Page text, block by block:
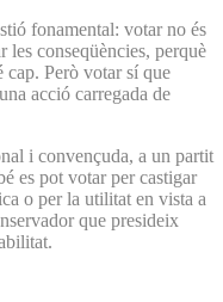
fonamental: votar no és
les conseqüències, perquè
cap. Però votar sí que
acció carregada de
i convençuda, a un partit
es pot votar per castigar
o per la utilitat en vista a
que presideix